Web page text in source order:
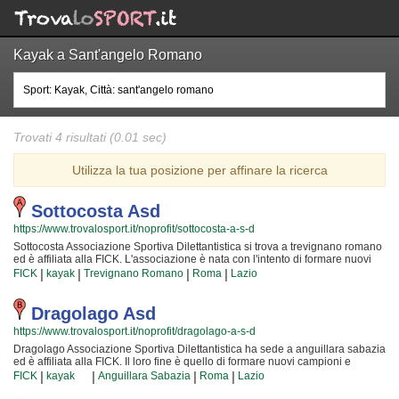
Kayak a Sant'angelo Romano
Trovati 4 risultati (0.01 sec)
Utilizza la tua posizione per affinare la ricerca
Sottocosta Asd
https://www.trovalosport.it/noprofit/sottocosta-a-s-d
Sottocosta Associazione Sportiva Dilettantistica si trova a trevignano romano
ed è affiliata alla FICK. L'associazione è nata con l'intento di formare nuovi
atleti di sport acquatici e metterli alla prova attraverso le gare cui
partecipiamo o che organizzano insieme alla FICK! Il tutto all'insegna della
massima sicurezza e... del divertimento! Certo, non tutti possono avere la
sicurezza di diventare dei campioni ma è certezza che ognuno possa avere
questa ambizione e coltivare i propri sogni! Gli istruttori sono i più preparati
della Provincia ed hanno alle loro spalle anni ed anni di esperienza nel
settore; per loro non c'è cosa migliore del crescere nuove generazioni di
atleti e condividere la propria passione, abilità... e i tanti trucchetti imparati in
tutta una vita! Chi vuole fare oggi sport acquatici deve affidarsi unicamente a
dei sinceri professionisti. Sottocosta Associazione Sportiva Dilettantistica è in
FICK | kayak | Trevignano Romano | Roma | Lazio
Dragolago Asd
https://www.trovalosport.it/noprofit/dragolago-a-s-d
Dragolago Associazione Sportiva Dilettantistica ha sede a anguillara sabazia
ed è affiliata alla FICK. Il loro fine è quello di formare nuovi campioni e
metterli alla prova attraverso le gare cui partecipiamo o che organizzano
insieme alla FICK! Il tutto all'insegna della massima sicurezza e... del
FICK | kayak | Anguillara Sabazia | Roma | Lazio